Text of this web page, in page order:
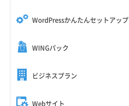
WordPressかんたんセットアップ
WINGパック
ビジネスプラン
Webサイト